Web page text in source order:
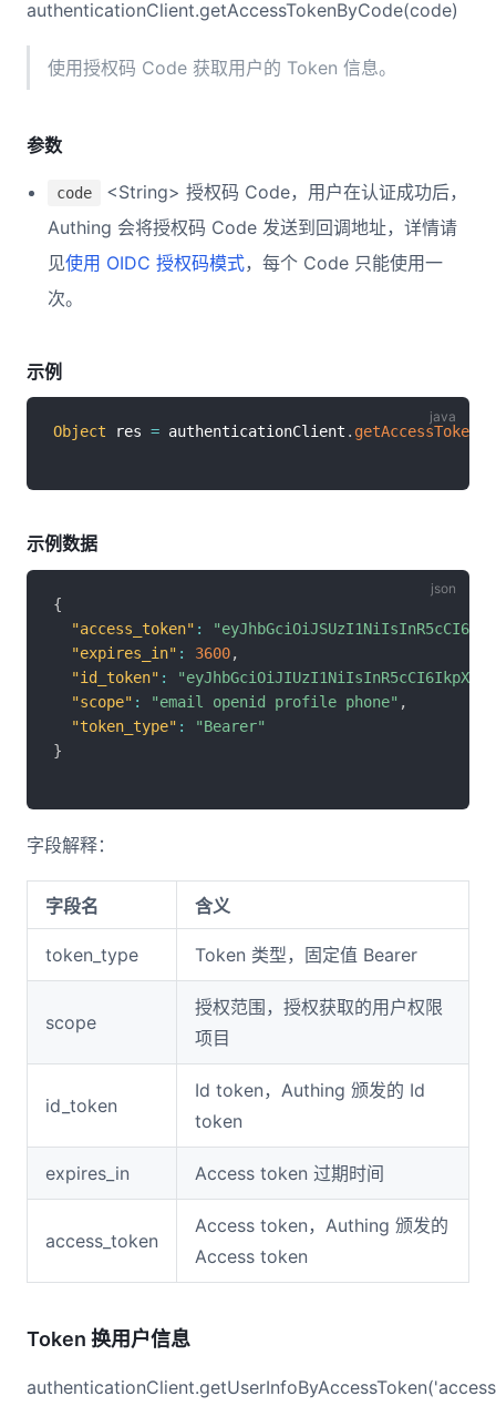
authenticationClient.getAccessTokenByCode(code)
使用授权码 Code 获取用户的 Token 信息。
参数
code
<String> 授权码 Code，用户在认证成功后，
Authing 会将授权码 Code 发送到回调地址，详情请
见使用 OIDC 授权码模式，每个 Code 只能使用一
次。
示例
Object res = authenticationClient .
示例数据
{
"access_token" :
"expires_in" : 3600,
"id_token" :
"scope" : "email openid profile phone" ,
"token_type" :
"Bearer"
}
字段解释：
字段名 含义
token_type Token 类型，固定值 Bearer
scope
授权范围，授权获取的用户权限
项目
id_token
Id token，Authing 颁发的 Id
token
expires_in Access token 过期时间
access_token
Access token，Authing 颁发的
Access token
Token 换用户信息